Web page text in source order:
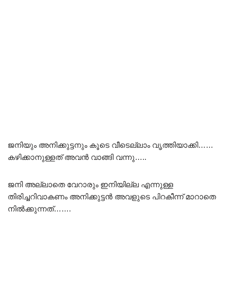
ജനിയും അനിക്കുട്ടനും കൂടെ വീടെല്ലാം വൃത്തിയാക്കി……
കഴിക്കാനുള്ളത് അവൻ വാങ്ങി വന്നു…..
ജനി അല്ലാതെ വേറാരും ഇനിയില്ല എന്നുള്ള
തിരിച്ചറിവാകണം അനിക്കുട്ടൻ അവളുടെ പിറകീന്ന് മാറാതെ
നിൽക്കുന്നത്…….